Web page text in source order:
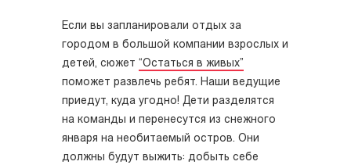
Если вы запланировали отдых за
городом в большой компании взрослых и
детей, сюжет “Остаться в живых”
поможет развлечь ребят. Наши ведущие
приедут, куда угодно! Дети разделятся
на команды и перенесутся из снежного
января на необитаемый остров. Они
должны будут выжить: добыть себе